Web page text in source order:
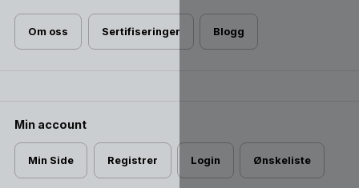
Om oss Sertifiseringer Blogg
Min account
Min Side Registrer Login Ønskeliste